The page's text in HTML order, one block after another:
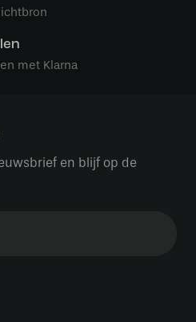
met Klarna
en blijf op de